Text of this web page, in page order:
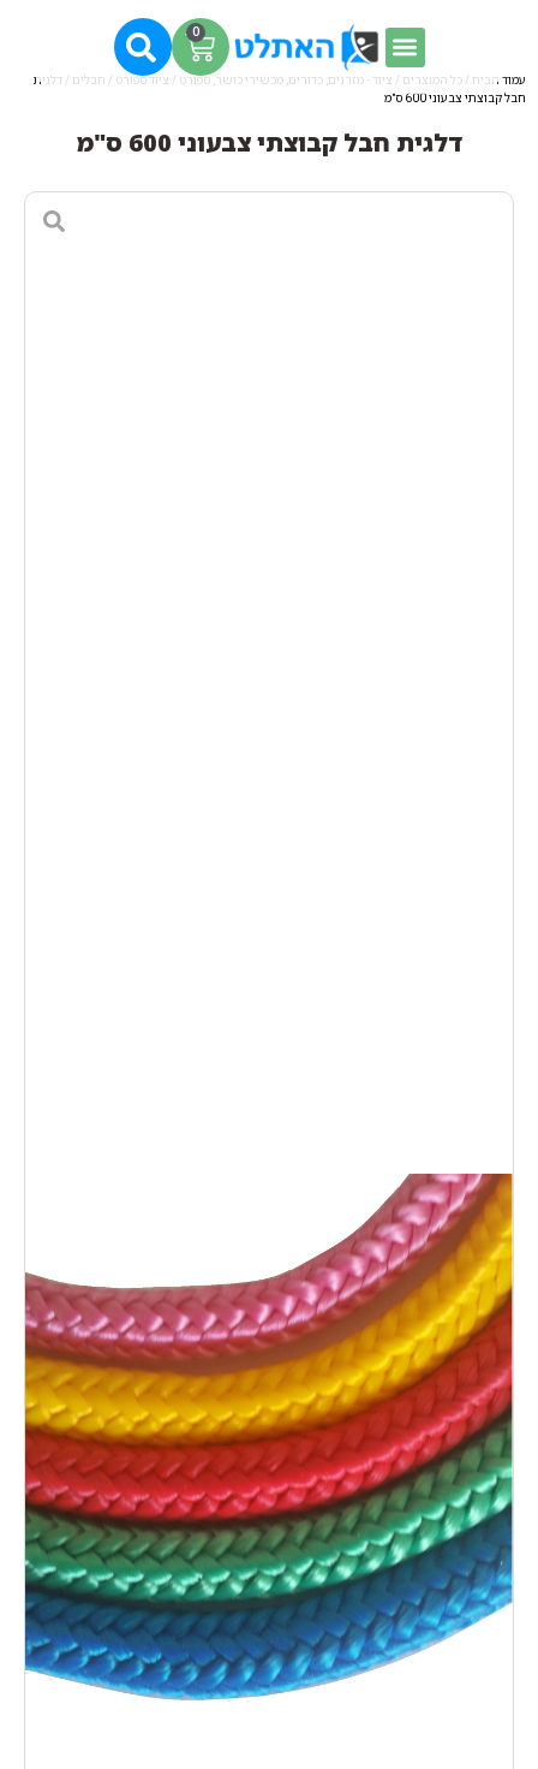
0
עמוד הבית / כל המוצרים / ציוד - מזרנים, כדורים, מכשירי כושר, ספורט / ציוד ספורט / חבלים / דלגית
חבל קבוצתי צבעוני 600 ס"מ
דלגית חבל קבוצתי צבעוני 600 ס"מ